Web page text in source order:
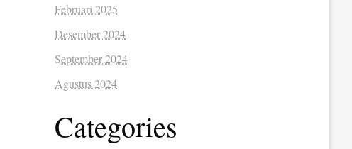
Februari 2025
Desember 2024
September 2024
Agustus 2024
Categories